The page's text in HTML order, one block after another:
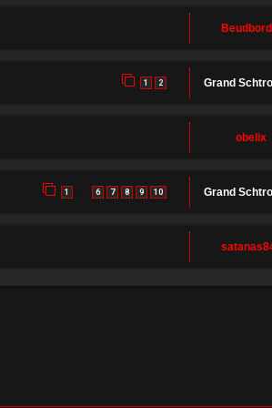
1 2 Grand
obelix
1 6 7 8 9 10 Grand